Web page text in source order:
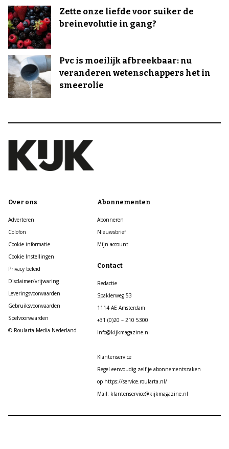
Zette onze liefde voor suiker de
breinevolutie in gang?
Pvc is moeilijk afbreekbaar: nu
veranderen wetenschappers het in
smeerolie
Over ons
Adverteren
Colofon
Cookie informatie
Cookie Instellingen
Privacy beleid
Disclaimer/vrijwaring
Leveringsvoorwaarden
Gebruiksvoorwaarden
Spelvoorwaarden
© Roularta Media Nederland
Abonnementen
Abonneren
Nieuwsbrief
Mijn account
Contact
Redactie
Spaklerweg 53
1114 AE Amsterdam
+31 (0)20 – 210 5300
info@kijkmagazine.nl
Klantenservice
Regel eenvoudig zelf je abonnementszaken
op https://service.roularta.nl/
Mail: klantenservice@kijkmagazine.nl